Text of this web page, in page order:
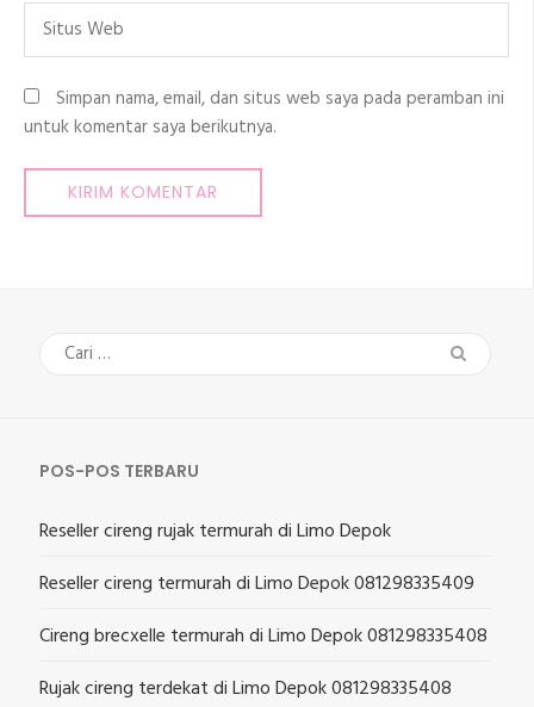
Situs
Web
Simpan nama, email, dan situs web saya pada peramban ini
untuk komentar saya berikutnya.
Cari
untuk:
POS-POS TERBARU
Reseller cireng rujak termurah di Limo Depok
Reseller cireng termurah di Limo Depok 081298335409
Cireng brecxelle termurah di Limo Depok 081298335408
Rujak cireng terdekat di Limo Depok 081298335408